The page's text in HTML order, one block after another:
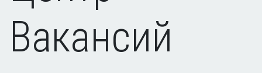
Вакансий